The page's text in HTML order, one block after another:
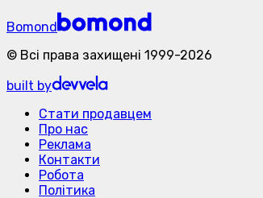
Bomond
© Всі права захищені 1999-2026
built by
Стати продавцем
Про нас
Реклама
Контакти
Робота
Політика